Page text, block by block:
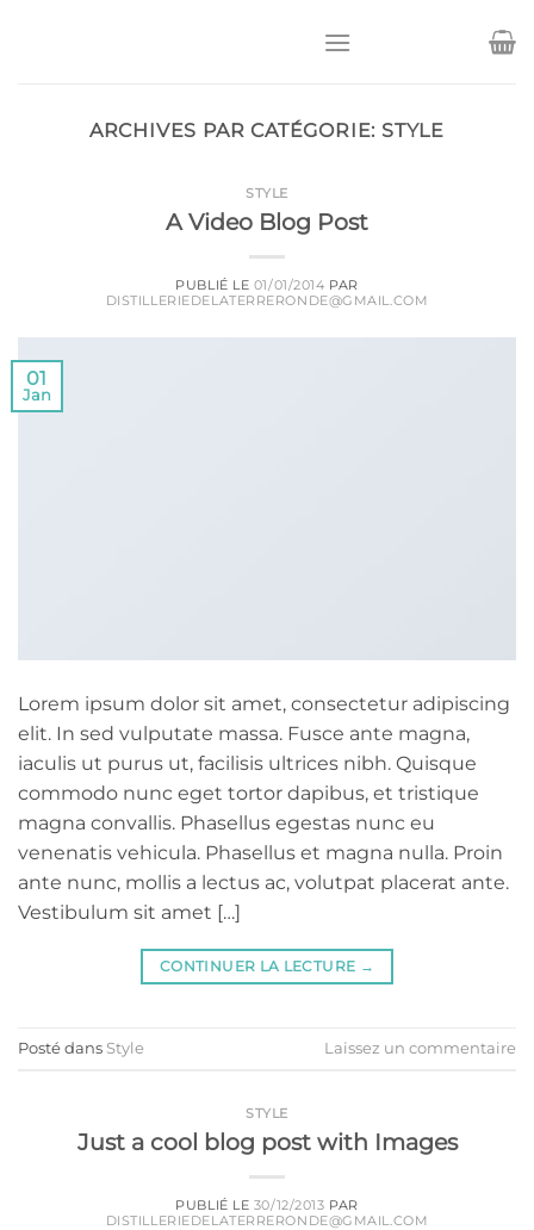
ARCHIVES PAR CATÉGORIE: STYLE
STYLE
A Video Blog Post
PUBLIÉ LE 01/01/2014 PAR
DISTILLERIEDELATERRERONDE@GMAIL.COM
01
Jan
Lorem ipsum dolor sit amet, consectetur adipiscing
elit. In sed vulputate massa. Fusce ante magna,
iaculis ut purus ut, facilisis ultrices nibh. Quisque
commodo nunc eget tortor dapibus, et tristique
magna convallis. Phasellus egestas nunc eu
venenatis vehicula. Phasellus et magna nulla. Proin
ante nunc, mollis a lectus ac, volutpat placerat ante.
Vestibulum sit amet […]
CONTINUER LA LECTURE →
Posté dans Style Laissez un commentaire
STYLE
Just a cool blog post with Images
PUBLIÉ LE 30/12/2013 PAR
DISTILLERIEDELATERRERONDE@GMAIL.COM